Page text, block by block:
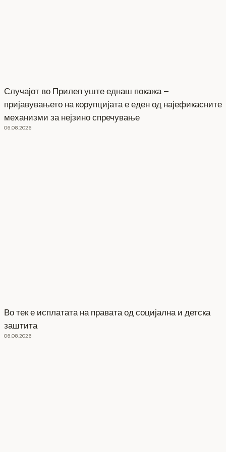
Случајот во Прилеп уште еднаш покажа –
пријавувањето на корупцијата е еден од најефикасните
механизми за нејзино спречување
06.08.2026
Во тек е исплатата на правата од социјална и детска
заштита
06.08.2026